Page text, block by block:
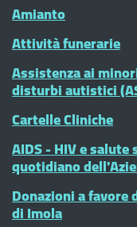
Amianto
Attività funerarie
Assistenza ai
disturbi autistici
Cartelle Cliniche
AIDS - HIV e
quotidiano
Donazioni a
di Imola